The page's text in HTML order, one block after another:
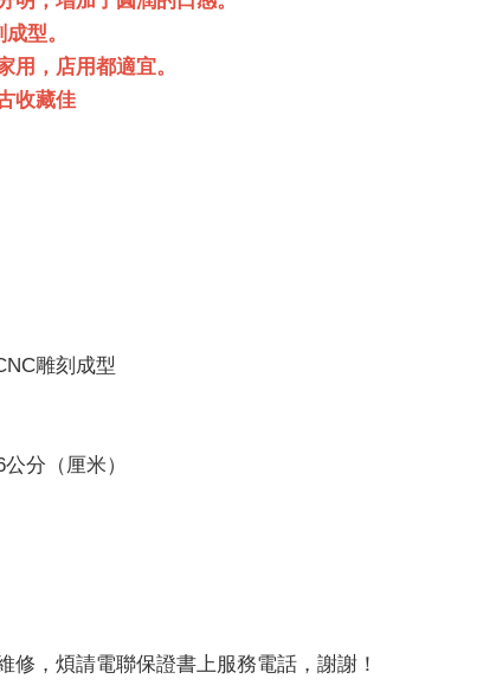
型。
，店用都適宜。
收藏佳
雕刻成型
分（厘米）
，煩請電聯保證書上服務電話，謝謝！